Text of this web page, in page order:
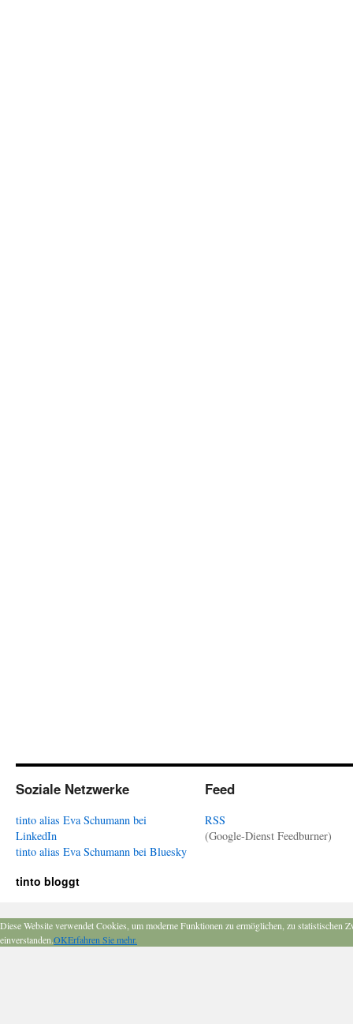
Soziale Netzwerke
tinto alias Eva Schumann bei
LinkedIn
tinto alias Eva Schumann bei Bluesky
Feed
RSS
(Google-Dienst Feedburner)
tinto bloggt
Diese Website verwendet Cookies, um moderne Funktionen zu ermöglichen, zu
einverstanden.OKErfahren Sie mehr.